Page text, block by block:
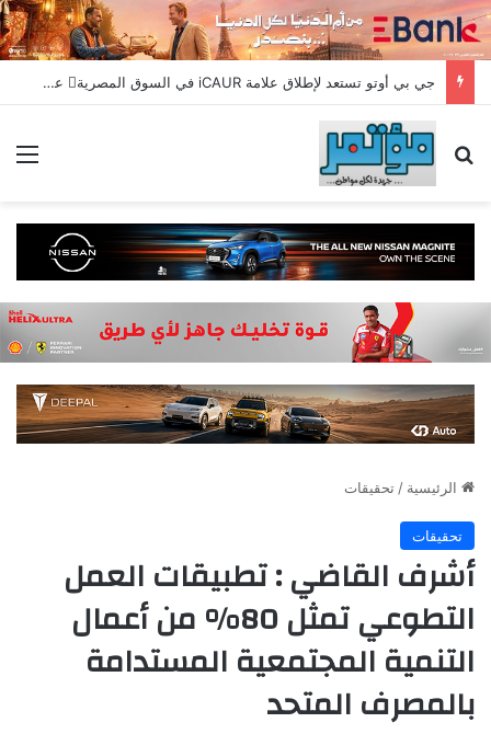
جي بي أوتو تستعد لإطلاق علامة iCAUR في السوق المصرية علامة عالمية جديدة لسيارات الطاقة الجديدة تجمع بين التكنولوجيا الذكية والتصميم الجريء وروح المغامر
بحث عن
الرئيسية / تحقيقات
تحقيقات
أشرف القاضي : تطبيقات العمل
التطوعي تمثل 80% من أعمال
التنمية المجتمعية المستدامة
بالمصرف المتحد